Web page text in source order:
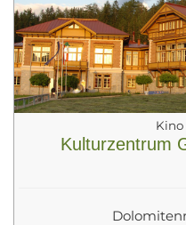
Kino
Kulturzentrum